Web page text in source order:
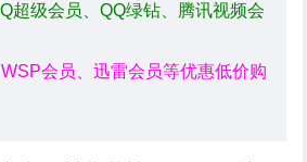
超级会员、QQ绿钻、腾讯视频会
会员、迅雷会员等优惠低价购